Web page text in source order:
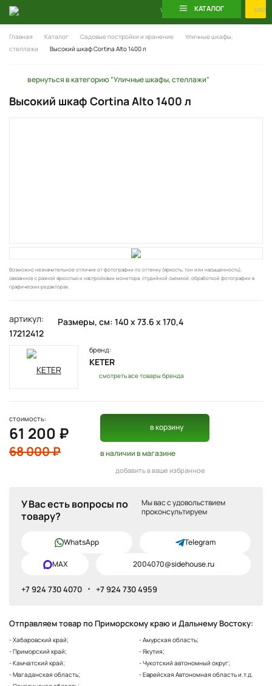
КАТАЛОГ
WhatsApp Telegram MAX
Главная Каталог Садовые постройки и хранение
Уличные шкафы,
стеллажи
Высокий шкаф Cortina Alto 1400 л
вернуться в категорию “Уличные шкафы, стеллажи”
Высокий шкаф Cortina Alto 1400 л
Возможно незначительное отличие от фотографии по оттенку (яркость, тон или насыщенность),
связанное с разной яркостью и настройками монитора, студийной съемкой, обработкой фотографии в
графических редакторах.
артикул:
17212412
Размеры, см: 140 х 73.6 х 170,4
бренд:
KETER
смотреть все товары бренда
стоимость:
61 200 ₽
68 000 ₽
в корзину
в наличиив магазине
добавить в ваше избранное
У Вас есть вопросы по
товару?
Мы вас с удовольствием
проконсультируем
WhatsApp Telegram
MAX 2004070@sidehouse.ru
+7 924 730 4070 +7 924 730 4959
Отправляем товар по Приморскому краю и Дальнему Востоку:
- Хабаровский край;
- Приморский край;
- Камчатский край;
- Магаданская область;
- Амурская область;
- Якутия;
- Чукотский автономный округ;
- Еврейская Автономная область и.т.д.